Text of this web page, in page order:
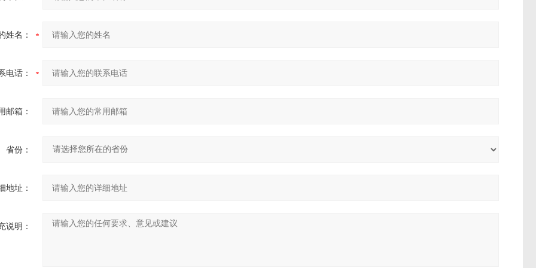
姓名：
电话：
邮箱：
省份：
地址：
说明：